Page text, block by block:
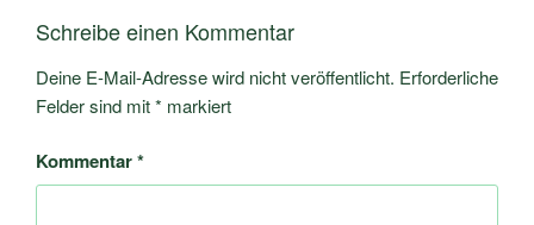
Schreibe einen Kommentar
Deine E-Mail-Adresse wird nicht veröffentlicht. Erforderliche
Felder sind mit* markiert
Kommentar*